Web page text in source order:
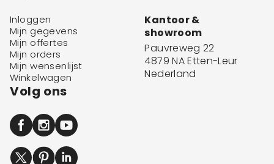
Inloggen
Mijn gegevens
Mijn offertes
Mijn orders
Mijn wensenlijst
Winkelwagen
Kantoor &
showroom
Pauvreweg 22
4879 NA Etten-Leur
Nederland
Volg ons